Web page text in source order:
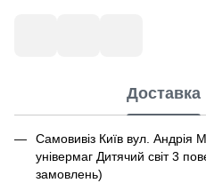
Доставка
Самовивіз Київ вул. Андрія
універмаг Дитячий світ 3
замовлень)